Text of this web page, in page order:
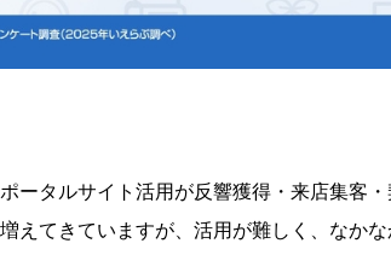
ータルサイト活用が反響獲得・来店集客・
えてきていますが、活用が難しく、なか